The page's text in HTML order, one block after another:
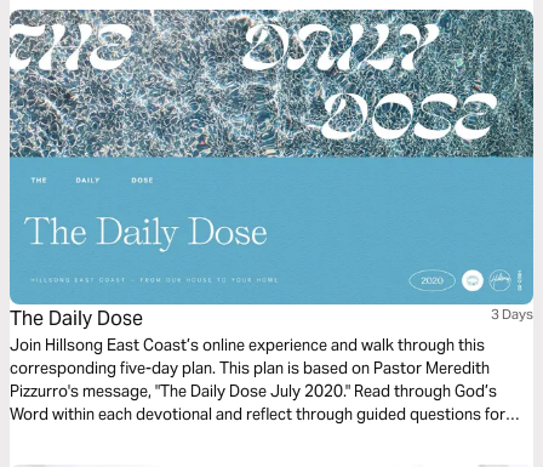
with Christ. Surrender to Christ.
The Daily Dose 3 Days
Join Hillsong East Coast’s online experience and walk through this
corresponding five-day plan. This plan is based on Pastor Meredith
Pizzurro's message, "The Daily Dose July 2020." Read through God’s
Word within each devotional and reflect through guided questions for
encourages you to reframe your reality.